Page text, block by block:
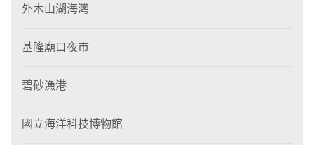
外木山湖海灣
基隆廟口夜市
碧砂漁港
國立海洋科技博物館